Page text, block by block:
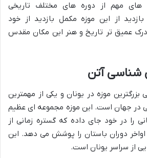
های مهم از دوره های مختلف تاریخی
از این موزه مکمل بازدید از خود
عمیق تر تاریخ و هنر این مکان مقدس
شناسی آتن
موزه در یونان و یکی از مهمترین
در جهان است. این موزه مجموعه ای عظیم
را در خود جای داده که گستره زمانی از
اواخر دوران باستان را پوشش می دهد. این
از سراسر یونان است.